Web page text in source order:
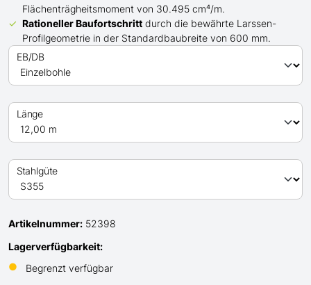
Flächenträgheitsmoment von 30.495 cm⁴/m.
Rationeller Baufortschritt durch die bewährte Larssen-
Profilgeometrie in der Standardbaubreite von 600 mm.
EB/DB
Länge
Stahlgüte
Artikelnummer: 52398
Lagerverfügbarkeit:
●
Begrenzt verfügbar